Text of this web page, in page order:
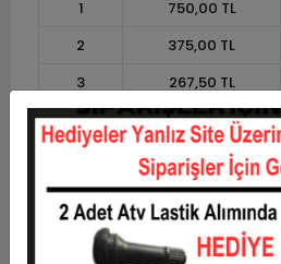
1
750,00 TL
2
375,00 TL
3
267,50 TL
4
204,38 TL
166,50 TL
6
141,25 TL